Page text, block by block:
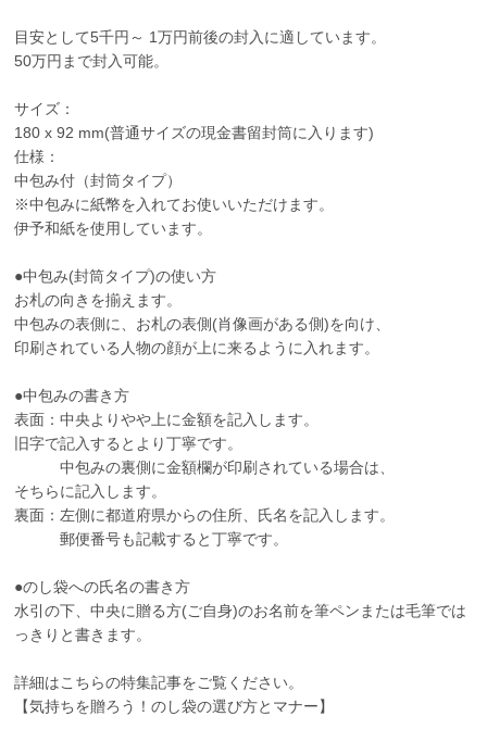
目安として5千円～ 1万円前後の封入に適しています。
50万円まで封入可能。
サイズ：
180 x 92 mm(普通サイズの現金書留封筒に入ります)
仕様：
中包み付（封筒タイプ）
※中包みに紙幣を入れてお使いいただけます。
伊予和紙を使用しています。
●中包み(封筒タイプ)の使い方
お札の向きを揃えます。
中包みの表側に、お札の表側(肖像画がある側)を向け、
印刷されている人物の顔が上に来るように入れます。
●中包みの書き方
表面：中央よりやや上に金額を記入します。
旧字で記入するとより丁寧です。
中包みの裏側に金額欄が印刷されている場合は、
そちらに記入します。
裏面：左側に都道府県からの住所、氏名を記入します。
郵便番号も記載すると丁寧です。
●のし袋への氏名の書き方
水引の下、中央に贈る方(ご自身)のお名前を筆ペンまたは毛筆では
っきりと書きます。
詳細はこちらの特集記事をご覧ください。
【気持ちを贈ろう！のし袋の選び方とマナー】